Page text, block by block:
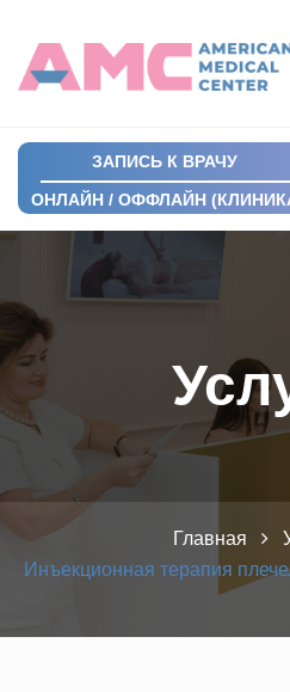
ЗАПИСЬ К ВРАЧУ
ОНЛАЙН / ОФФЛАЙН
Главная
Инъекционная терапия